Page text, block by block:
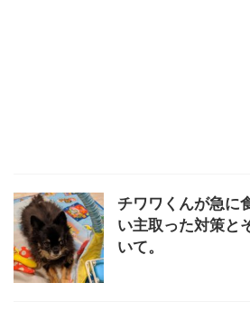
チワワくんが急に
い主取った対策と
いて。